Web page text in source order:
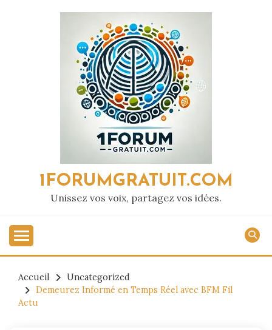
1FORUMGRATUIT.COM
Unissez vos voix, partagez vos idées.
Accueil
Uncategorized
Demeurez Informé en Temps Réel avec BFM Fil
Actu